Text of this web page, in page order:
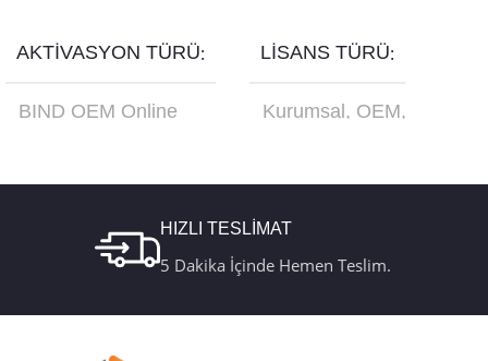
AKTIVASYON TÜRÜ
BIND OEM Online
LISANS TÜRÜ
Kurumsal , OEM,
HIZLI TESLİMAT
5 Dakika İçinde Hemen Teslim.